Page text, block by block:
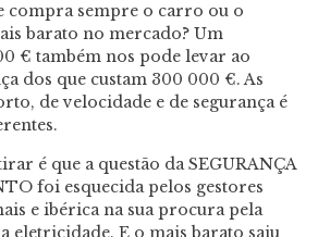
compra sempre o carro ou o
barato no mercado? Um
€ também nos pode levar ao
dos que custam 300 000 €. As
de velocidade e de segurança é
é que a questão da SEGURANÇA
foi esquecida pelos gestores
e ibérica na sua procura pela
eletricidade. E o mais barato saiu